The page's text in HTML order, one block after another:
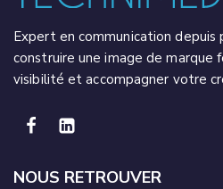
Expert en communication depuis
construire une image de
visibilité et accompagner votre
NOUS RETROUVER